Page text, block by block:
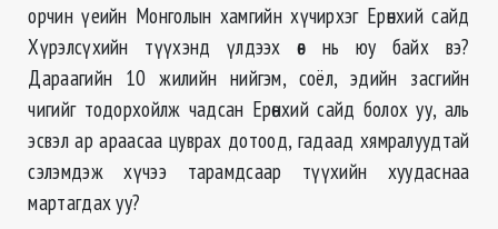
орчин үеийн Монголын хамгийн хүчирхэг Ерөнхий сайд
Хүрэлсүхийн түүхэнд үлдээх өв нь юу байх вэ?
Дараагийн 10 жилийн нийгэм, соёл, эдийн засгийн
чигийг тодорхойлж чадсан Ерөнхий сайд болох уу, аль
эсвэл ар араасаа цуврах дотоод, гадаад хямралуудтай
сэлэмдэж хүчээ тарамдсаар түүхийн хуудаснаа
мартагдах уу?